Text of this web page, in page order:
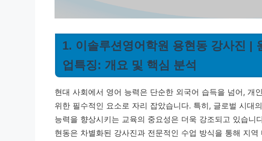
1. 이솔루션영어학원 용현동 강사진 |
업특징: 개요 및 핵심 분석
현대 사회에서 영어 능력은 단순한 외국어 습득을 넘어, 개
위한 필수적인 요소로 자리 잡았습니다. 특히, 글로벌 시대
능력을 향상시키는 교육의 중요성은 더욱 강조되고 있습니
현동은 차별화된 강사진과 전문적인 수업 방식을 통해 지